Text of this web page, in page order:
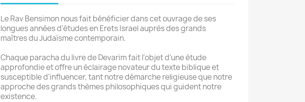
Le Rav Bensimon nous fait bénéficier dans cet ouvrage de ses
longues années d'études en Erets Israel auprès des grands
maîtres du Judaïsme contemporain.
Chaque paracha du livre de Devarim fait l'objet d'une étude
approfondie et offre un éclairage novateur du texte biblique et
susceptible d'influencer, tant notre démarche religieuse que notre
approche des grands thèmes philosophiques qui guident notre
existence.